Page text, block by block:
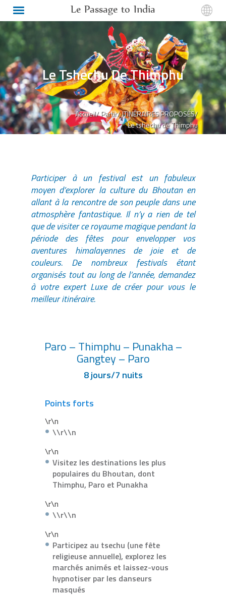
Le Passage to India
Accueil/Partir/ITINÉRAIRES PROPOSÉS/
Le tshechu de Thimphu
Le Tshechu De Thimphu
Participer à un festival est un fabuleux
moyen d’explorer la culture du Bhoutan en
allant à la rencontre de son peuple dans une
atmosphère fantastique. Il n’y a rien de tel
que de visiter ce royaume magique pendant la
période des fêtes pour envelopper vos
aventures himalayennes de joie et de
couleurs. De nombreux festivals étant
organisés tout au long de l’année, demandez
à votre expert Luxe de créer pour vous le
meilleur itinéraire.
Paro – Thimphu – Punakha –
Gangtey – Paro
8 jours/7 nuits
Points forts
\r\n
\\r\\n
\r\n
Visitez les destinations les plus
populaires du Bhoutan, dont
Thimphu, Paro et Punakha
\r\n
\\r\\n
\r\n
Participez au tsechu (une fête
religieuse annuelle), explorez les
marchés animés et laissez-vous
hypnotiser par les danseurs
masqués